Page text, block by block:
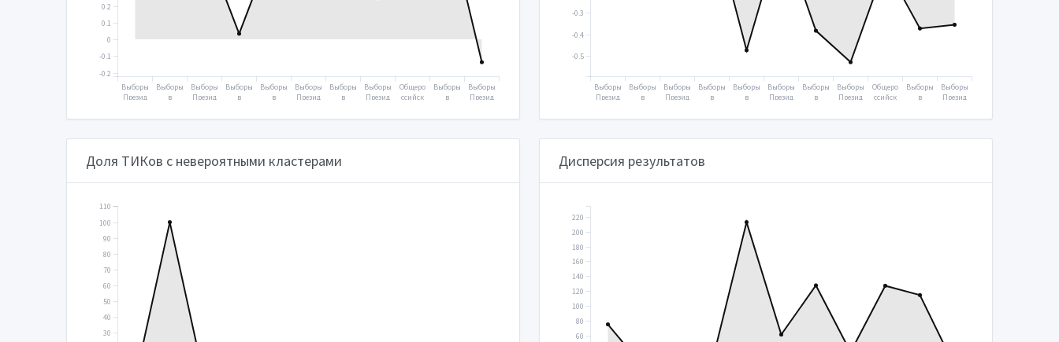
Выборы
Презид
2000
Выборы
в
рствен
думу
Выборы
Презид
2004
Выборы
в
рствен
думу
Выборы
в
рствен
думу
Выборы
Презид
2012
Выборы
в
рствен
думу
Выборы
Презид
2018
Общеро
ссийск
голосо
2020
Выборы
в
рствен
думу
Выборы
Презид
2024
-0.2
-0.1
0
0.1
0.2
Выборы
Презид
2000
Выборы
в
рствен
думу
Выборы
Презид
2004
Выборы
в
рствен
думу
Выборы
в
рствен
думу
Выборы
Презид
2012
Выборы
в
рствен
думу
Выборы
Презид
2018
Общеро
ссийск
голосо
2020
Выборы
в
рствен
думу
Выборы
Презид
2024
-0.5
-0.4
-0.3
Доля ТИКов с невероятными кластерами
30
40
50
60
70
80
90
100
110
Дисперсия результатов
60
80
100
120
140
160
180
200
220